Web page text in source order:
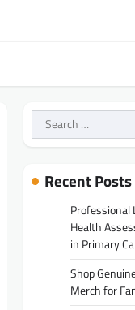
Search
for:
Recent Posts
Professional
Health
in Primary
Shop
Merch for